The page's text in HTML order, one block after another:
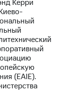
Керри
(EAIE).